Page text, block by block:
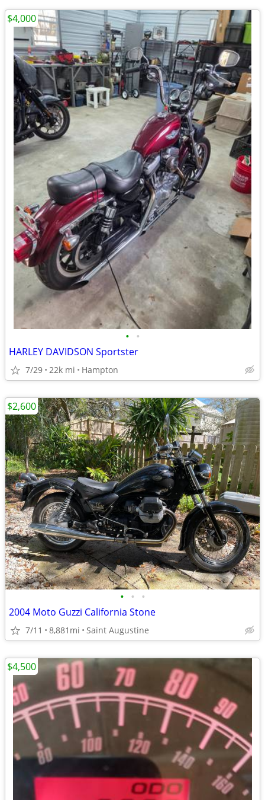
• •
HARLEY DAVIDSON Sportster
7/29 22k mi Hampton
$4,000
• • •
2004 Moto Guzzi California Stone
7/11 8,881mi Saint Augustine
$2,600
$4,500